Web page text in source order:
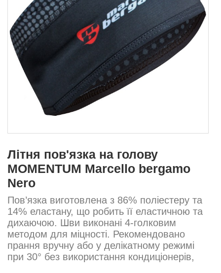
Літня пов'язка на голову
MOMENTUM Marcello bergamo
Nero
Пов’язка виготовлена з 86% поліестеру та
14% еластану, що робить її еластичною та
дихаючою. Шви виконані 4-голковим
методом для міцності. Рекомендовано
прання вручну або у делікатному режимі
при 30° без використання кондиціонерів,